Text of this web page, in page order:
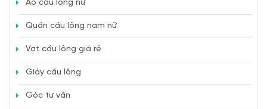
Áo cầu lông nữ
Quần cầu lông nam nữ
Vợt cầu lông giá rẻ
Giày cầu lông
Góc tư vấn